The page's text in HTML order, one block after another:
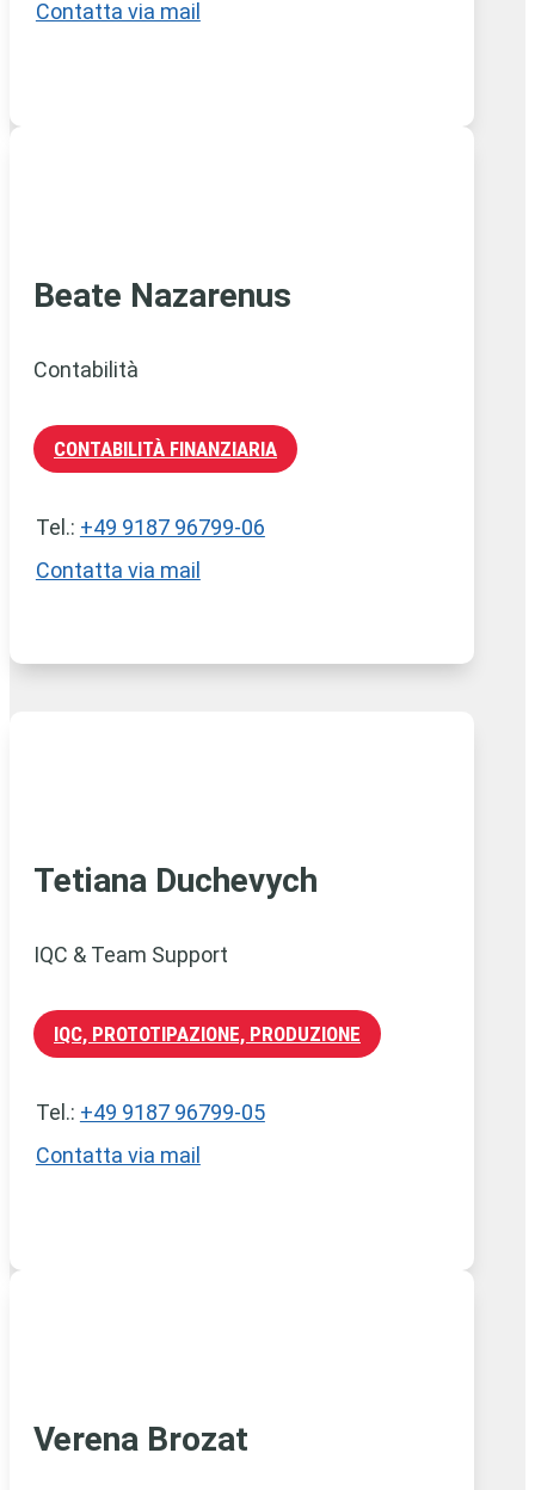
Contatta via mail
Beate Nazarenus
Contabilità
CONTABILITÀ FINANZIARIA
Tel.: +49 9187 96799-06
Contatta via mail
Tetiana Duchevych
IQC & Team Support
IQC, PROTOTIPAZIONE, PRODUZIONE
Tel.: +49 9187 96799-05
Contatta via mail
Verena Brozat